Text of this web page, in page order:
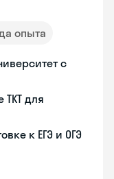
опыта
с
для
к ЕГЭ и ОГЭ